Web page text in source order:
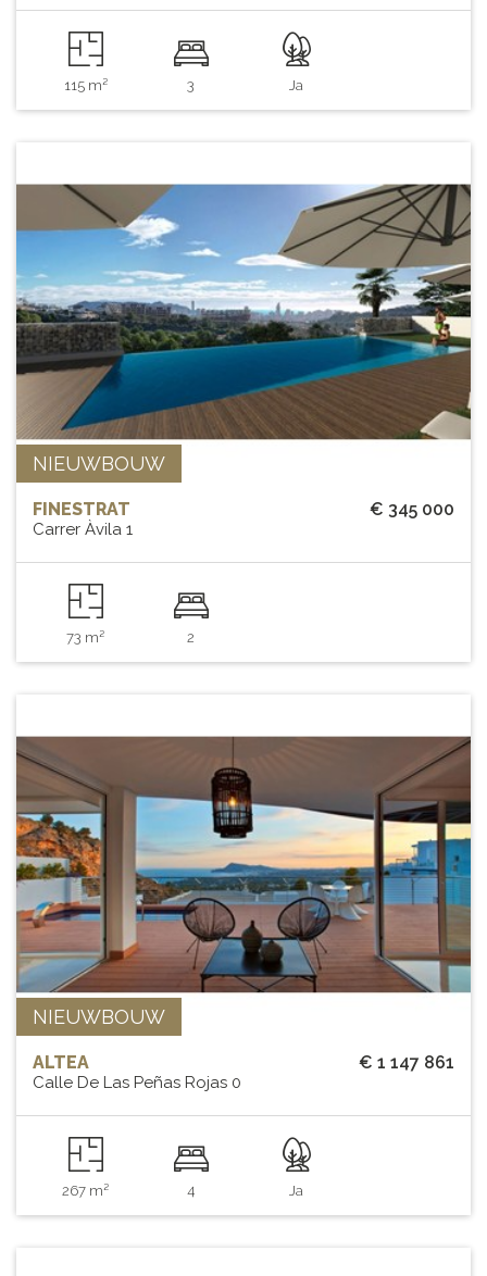
115 m² 3 Ja
NIEUWBOUW
€ 345 000
FINESTRAT
Carrer Àvila 1
73 m² 2
NIEUWBOUW
€ 1 147 861
ALTEA
Calle De Las Peñas Rojas 0
267 m² 4 Ja